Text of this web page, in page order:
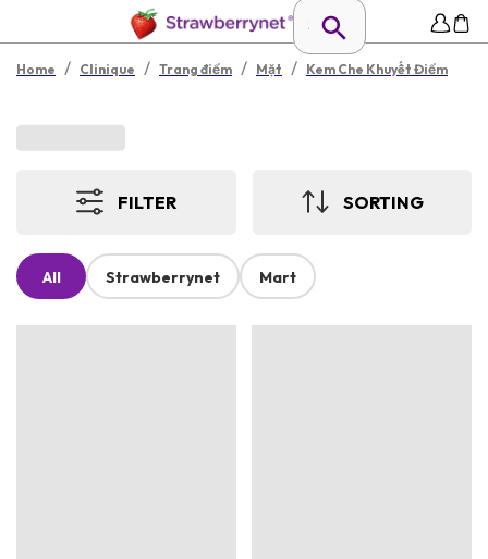
Home / Clinique / Trang điểm / Mặt / Kem Che Khuyết Điểm
FILTER SORTING
All Strawberrynet Mart